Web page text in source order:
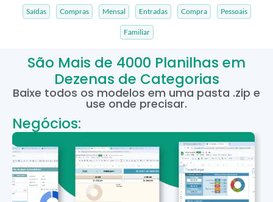
Saídas Compras Mensal Entradas Compra Pessoais
Familiar
São Mais de 4000 Planilhas em
Dezenas de Categorias
Baixe todos os modelos em uma pasta .zip e
use onde precisar.
Negócios: